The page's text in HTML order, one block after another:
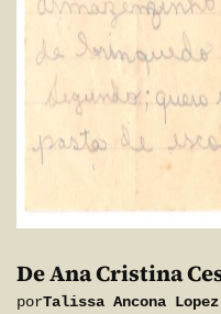
De Ana Cristina
porTalissa Ancona Lopez